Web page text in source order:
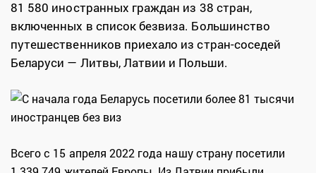
81 580 иностранных граждан из 38 стран,
включенных в список безвиза. Большинство
путешественников приехало из стран-соседей
Беларуси — Литвы, Латвии и Польши.
Всего с 15 апреля 2022 года нашу страну посетили